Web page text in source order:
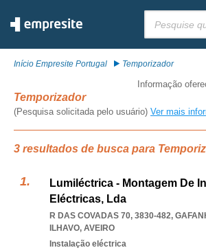
Início Empresite Portugal Temporizador
Informação
Temporizador
(Pesquisa solicitada pelo usuário) Ver mais
3 resultados de busca para
Lumiléctrica - Montagem De
Eléctricas, Lda
R DAS COVADAS 70, 3830-482,
ILHAVO, AVEIRO
Instalação eléctrica